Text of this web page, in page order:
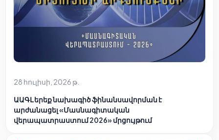
28 հուլիսի, 2026 թ.
ԱԱԳԼ երեք նախագիծ ֆինանսավորման է
արժանացել «Մասնագիտական
վերապատրաստում 2026» մրցույթում